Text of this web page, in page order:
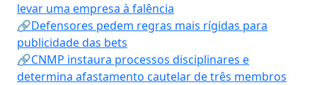
levar uma empresa à falência
🔗Defensores pedem regras mais rígidas para
publicidade das bets
🔗CNMP instaura processos disciplinares e
determina afastamento cautelar de três membros